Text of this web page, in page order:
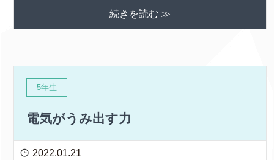
続きを読む ≫
5年生
電気がうみ出す力
2022.01.21